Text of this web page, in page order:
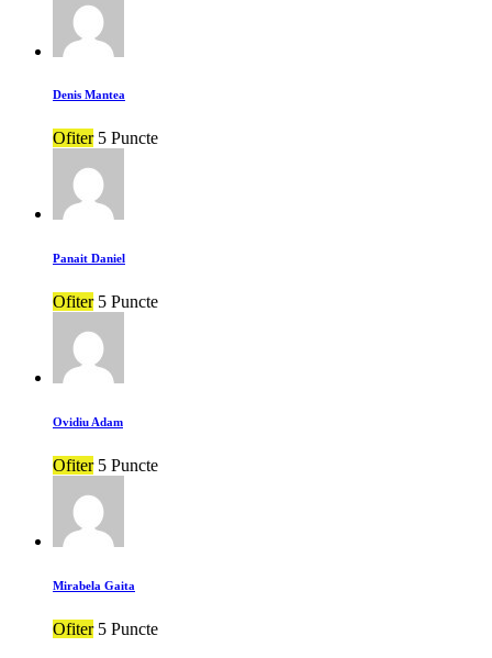
Denis Mantea
Ofiter 5 Puncte
Panait Daniel
Ofiter 5 Puncte
Ovidiu Adam
Ofiter 5 Puncte
Mirabela Gaita
Ofiter 5 Puncte